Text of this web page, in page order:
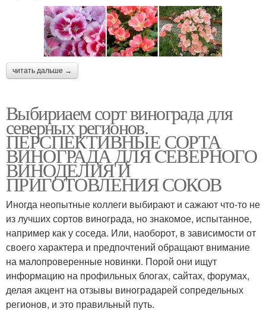
читать дальше →
Выбириаем сорт винограда для
северных регионов.
ПЕРСПЕКТИВНЫЕ СОРТА
ВИНОГРАДА ДЛЯ CЕВЕРНОГО
ВИНОДЕЛИЯ И
ПРИГОТОВЛЕНИЯ СОКОВ
Иногда неопытные коллеги выбирают и сажают что-то не
из лучших сортов винограда, но знакомое, испытанное,
например как у соседа. Или, наоборот, в зависимости от
своего характера и предпочтений обращают внимание
на малопроверенные новинки. Порой они ищут
информацию на профильных блогах, сайтах, форумах,
делая акцент на отзывы виноградарей сопредельных
регионов, и это правильный путь.